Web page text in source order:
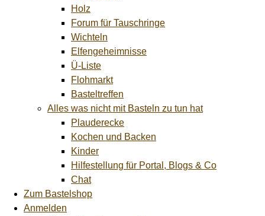
Holz
Forum für Tauschringe
Wichteln
Elfengeheimnisse
Ü-Liste
Flohmarkt
Basteltreffen
Alles was nicht mit Basteln zu tun hat
Plauderecke
Kochen und Backen
Kinder
Hilfestellung für Portal, Blogs & Co
Chat
Zum Bastelshop
Anmelden